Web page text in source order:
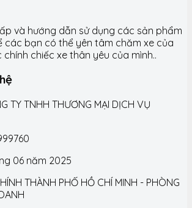
và hướng dẫn sử dụng các sản phẩm
các bạn có thể yên tâm chăm xe của
chiếc xe thân yêu của mình..
TY TNHH THƯƠNG MẠI DỊCH VỤ
06 năm 2025
THÀNH PHỐ HỒ CHÍ MINH - PHÒNG